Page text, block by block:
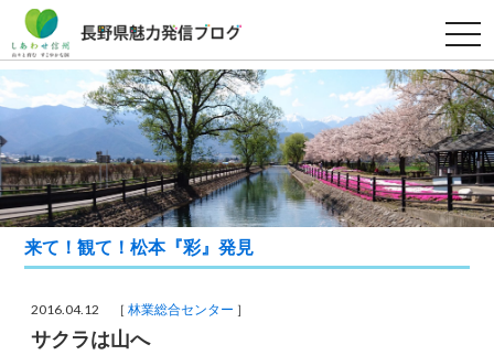
t
o
g
g
l
e
n
a
v
i
g
a
t
来て！観て！松本『彩』発見
2016.04.12 ［林業総合センター ］
サクラは山へ